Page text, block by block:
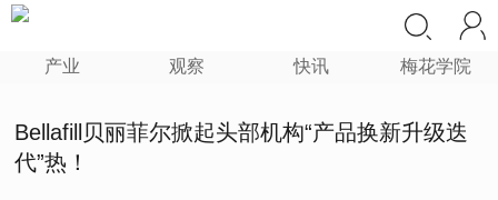
产业 观察 快讯 梅花学院
Bellafill贝丽菲尔掀起头部机构“产品换新升级迭
代”热！